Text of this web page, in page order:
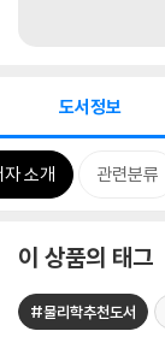
도서정보
자 소개 관련분류
이 상품의 태그
#물리학추천도서